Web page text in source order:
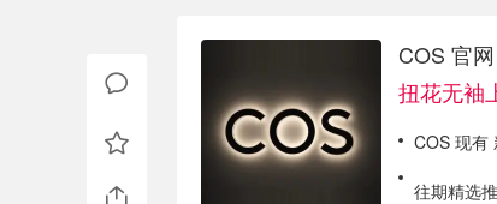
COS 官
扭花无袖
COS 现有
往期精选